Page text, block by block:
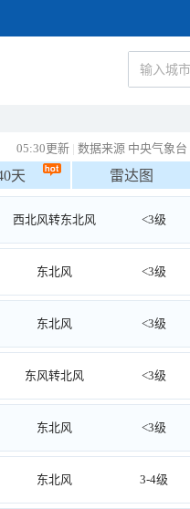
05:30更新 | 数据来源 中央气象台
天 雷达图
西北风转东北风 <3级
东北风 <3级
东北风 <3级
东风转北风 <3级
东北风 <3级
东北风 3-4级